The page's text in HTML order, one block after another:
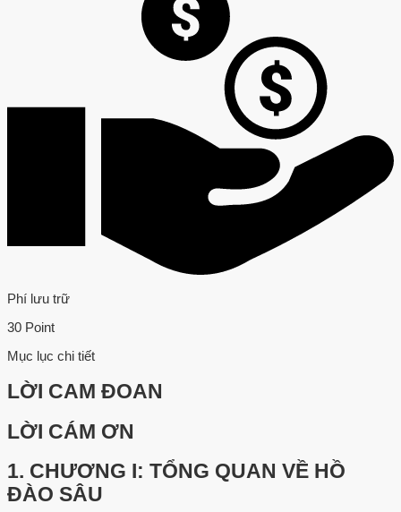
Phí lưu trữ
30 Point
Mục lục chi tiết
LỜI CAM ĐOAN
LỜI CÁM ƠN
1. CHƯƠNG I: TỔNG QUAN VỀ HỒ
ĐÀO SÂU